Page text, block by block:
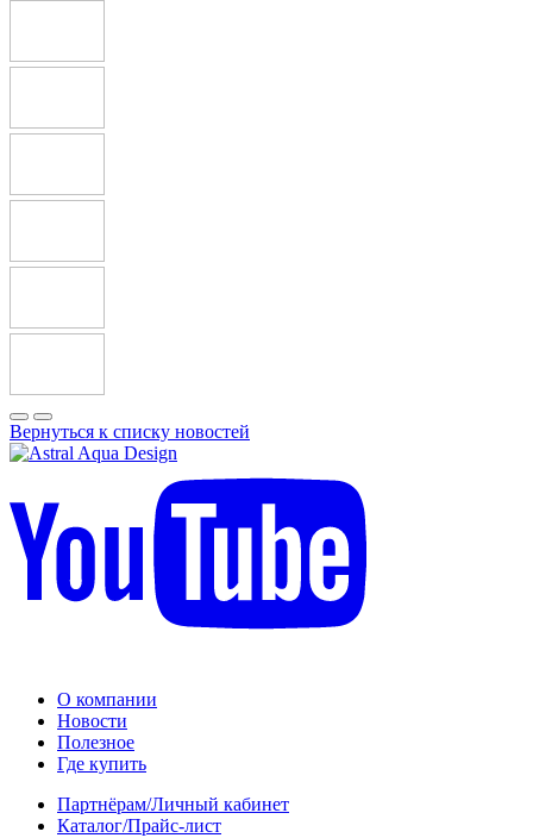
Вернуться к списку новостей
О компании
Новости
Полезное
Где купить
Партнёрам/Личный кабинет
Каталог/Прайс-лист